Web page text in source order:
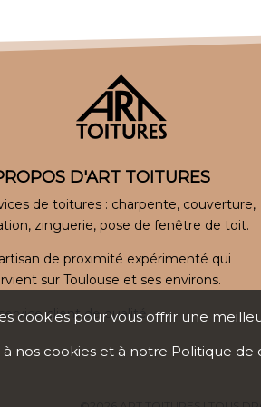
D'ART TOITURES
de toitures : charpente, couverture,
zinguerie, pose de fenêtre de toit.
de proximité expérimenté qui
sur Toulouse et ses environs.
client de qualité.
cookies pour vous offrir une
nos cookies et à notre Politique de